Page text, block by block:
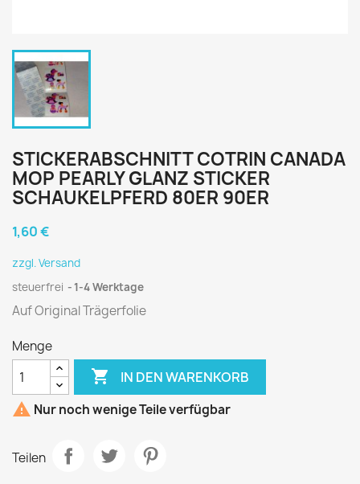
STICKERABSCHNITT COTRIN CANADA
MOP PEARLY GLANZ STICKER
SCHAUKELPFERD 80ER 90ER
1,60 €
zzgl. Versand
steuerfrei
1-4 Werktage
Auf Original Trägerfolie
Menge
 IN DEN WARENKORB
 Nur noch wenige Teile verfügbar
Teilen